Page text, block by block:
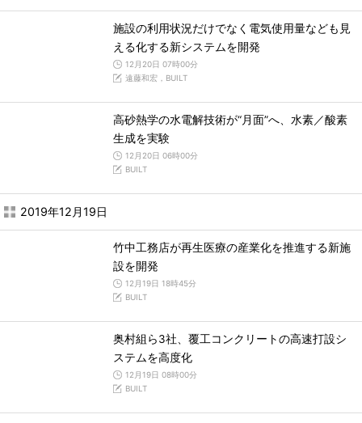
施設の利用状況だけでなく電気使用量なども見
える化する新システムを開発
12月20日 07時00分
遠藤和宏，BUILT
高砂熱学の水電解技術が“月面”へ、水素／酸素
生成を実験
12月20日 06時00分
BUILT
2019年12月19日
竹中工務店が再生医療の産業化を推進する新施
設を開発
12月19日 18時45分
BUILT
奥村組ら3社、覆工コンクリートの高速打設シ
ステムを高度化
12月19日 08時00分
BUILT